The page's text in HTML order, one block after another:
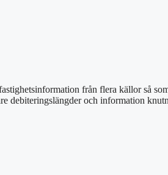
från flera källor så
debiteringslängder och information